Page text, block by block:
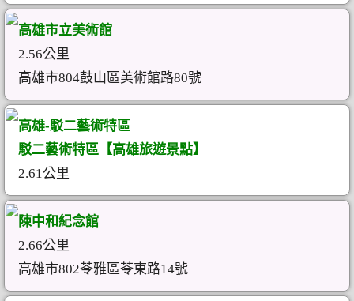
高雄市立美術館
2.56公里
高雄市804鼓山區美術館路80號
高雄-駁二藝術特區
駁二藝術特區【高雄旅遊景點】
2.61公里
陳中和紀念館
2.66公里
高雄市802苓雅區苓東路14號